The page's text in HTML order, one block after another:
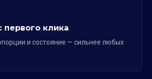
первого клика
и состояние — сильнее любых